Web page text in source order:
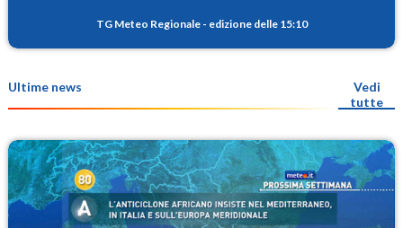
TG Meteo Regionale - edizione delle 15:10
Ultime news
Vedi
tutte